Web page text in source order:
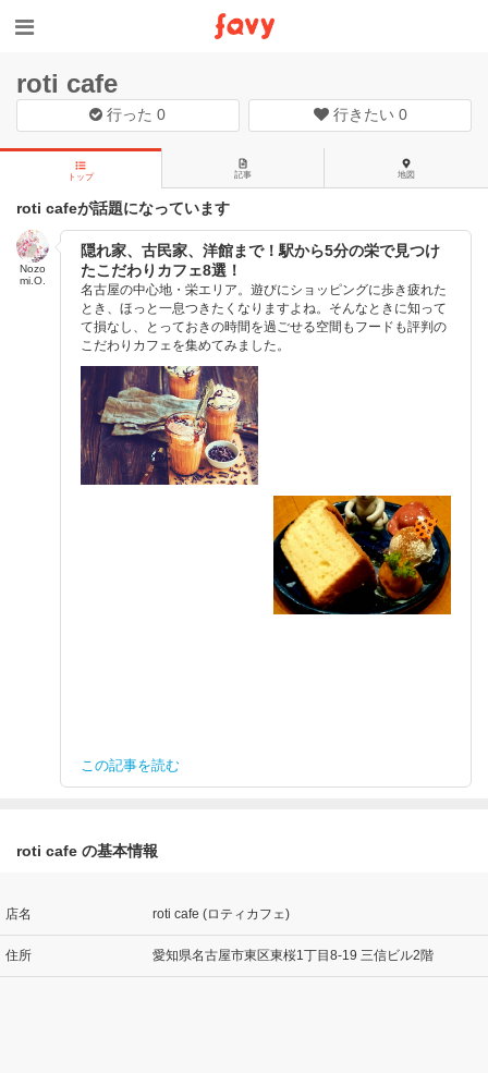
roti cafe
行った0 行きたい 0
トップ 記事 地図
roti cafeが話題になっています
Nozo
mi.O.
隠れ家、古民家、洋館まで！駅から5分の栄で見つけ
たこだわりカフェ8選！
名古屋の中心地・栄エリア。遊びにショッピングに歩き疲れた
とき、ほっと一息つきたくなりますよね。そんなときに知って
て損なし、とっておきの時間を過ごせる空間もフードも評判の
こだわりカフェを集めてみました。
この記事を読む
roti cafe の基本情報
店名 roti cafe (ロティカフェ)
住所 愛知県名古屋市東区東桜1丁目8-19 三信ビル2階